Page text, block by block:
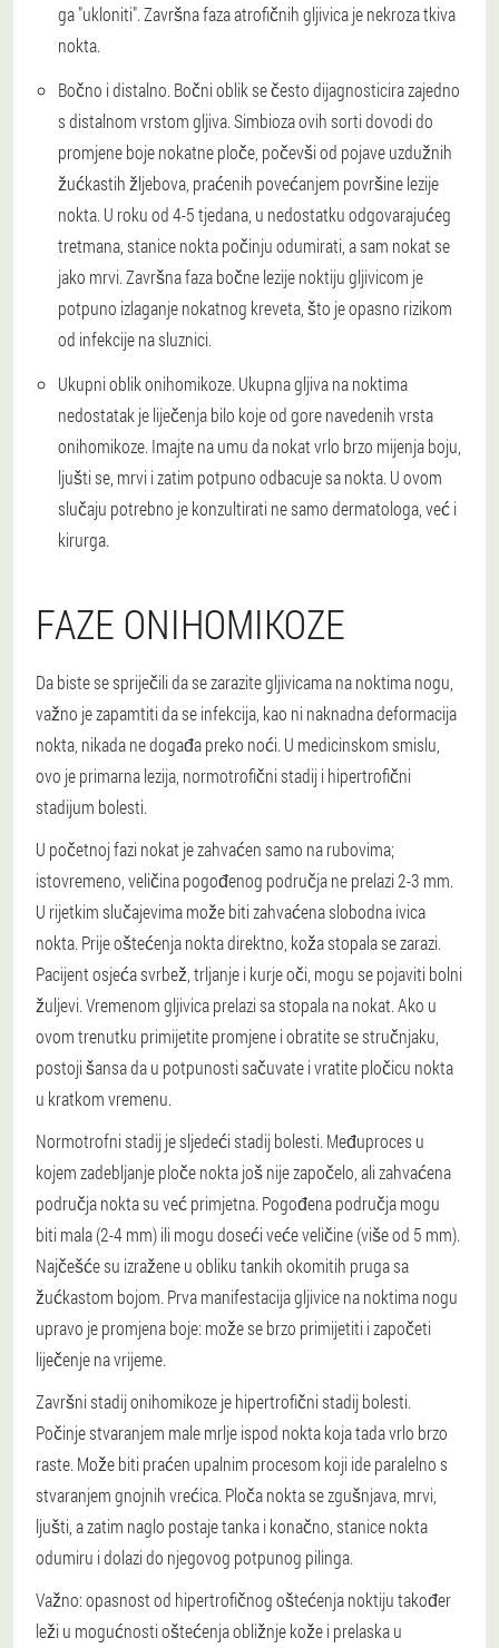
ga "ukloniti". Završna faza atrofičnih gljivica je nekroza tkiva
nokta.
Bočno i distalno. Bočni oblik se često dijagnosticira zajedno
s distalnom vrstom gljiva. Simbioza ovih sorti dovodi do
promjene boje nokatne ploče, počevši od pojave uzdužnih
žućkastih žljebova, praćenih povećanjem površine lezije
nokta. U roku od 4-5 tjedana, u nedostatku odgovarajućeg
tretmana, stanice nokta počinju odumirati, a sam nokat se
jako mrvi. Završna faza bočne lezije noktiju gljivicom je
potpuno izlaganje nokatnog kreveta, što je opasno rizikom
od infekcije na sluznici.
Ukupni oblik onihomikoze. Ukupna gljiva na noktima
nedostatak je liječenja bilo koje od gore navedenih vrsta
onihomikoze. Imajte na umu da nokat vrlo brzo mijenja boju,
ljušti se, mrvi i zatim potpuno odbacuje sa nokta. U ovom
slučaju potrebno je konzultirati ne samo dermatologa, već i
kirurga.
FAZE ONIHOMIKOZE
Da biste se spriječili da se zarazite gljivicama na noktima nogu,
važno je zapamtiti da se infekcija, kao ni naknadna deformacija
nokta, nikada ne događa preko noći. U medicinskom smislu,
ovo je primarna lezija, normotrofični stadij i hipertrofični
stadijum bolesti.
U početnoj fazi nokat je zahvaćen samo na rubovima;
istovremeno, veličina pogođenog područja ne prelazi 2-3 mm.
U rijetkim slučajevima može biti zahvaćena slobodna ivica
nokta. Prije oštećenja nokta direktno, koža stopala se zarazi.
Pacijent osjeća svrbež, trljanje i kurje oči, mogu se pojaviti bolni
žuljevi. Vremenom gljivica prelazi sa stopala na nokat. Ako u
ovom trenutku primijetite promjene i obratite se stručnjaku,
postoji šansa da u potpunosti sačuvate i vratite pločicu nokta
u kratkom vremenu.
Normotrofni stadij je sljedeći stadij bolesti. Međuproces u
kojem zadebljanje ploče nokta još nije započelo, ali zahvaćena
područja nokta su već primjetna. Pogođena područja mogu
biti mala (2-4 mm) ili mogu doseći veće veličine (više od 5 mm).
Najčešće su izražene u obliku tankih okomitih pruga sa
žućkastom bojom. Prva manifestacija gljivice na noktima nogu
upravo je promjena boje: može se brzo primijetiti i započeti
liječenje na vrijeme.
Završni stadij onihomikoze je hipertrofični stadij bolesti.
Počinje stvaranjem male mrlje ispod nokta koja tada vrlo brzo
raste. Može biti praćen upalnim procesom koji ide paralelno s
stvaranjem gnojnih vrećica. Ploča nokta se zgušnjava, mrvi,
ljušti, a zatim naglo postaje tanka i konačno, stanice nokta
odumiru i dolazi do njegovog potpunog pilinga.
Važno: opasnost od hipertrofičnog oštećenja noktiju također
leži u mogućnosti oštećenja obližnje kože i prelaska u